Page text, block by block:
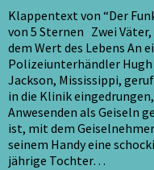
Lebens
/
Rezension
Klappentext von “Der
von 5 Sternen Zwei
dem Wert des Lebens An
Polizeiunterhändler
Jackson, Mississippi,
in die Klinik
Anwesenden als Geiseln
ist, mit dem
seinem Handy eine
jährige Tochter…